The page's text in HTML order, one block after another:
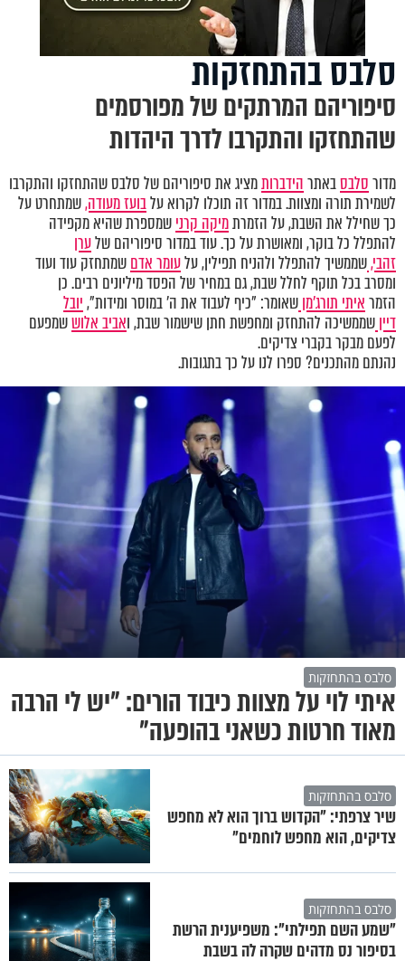
סלבס בהתחזקות
סיפוריהם המרתקים של מפורסמים
שהתחזקו והתקרבו לדרך היהדות
מדורסלבסבאתרהידברותמציג את סיפוריהם של סלבס שהתחזקו והתקרבו
לשמירת תורה ומצוות. במדור זה תוכלו לקרוא עלבועז מעודה,שמתחרט על
כך שחילל את השבת, על הזמרתמיקה קרנישמספרת שהיא מקפידה
להתפלל כל בוקר, ומאושרת על כך. עוד במדור סיפוריהם שלערן
זהבי,שממשיך להתפלל ולהניח תפילין, עלעומר אדםשמתחזק עוד ועוד
ומסרב בכל תוקף לחלל שבת, גם במחיר של הפסד מיליונים רבים. כן
הזמראיתי תורג'מןשאומר: "כיף לעבוד את ה' במוסר ומידות",יובל
דייןשממשיכה להתחזק ומחפשת חתן שישמור שבת, ואביב אלוששמפעם
לפעם מבקר בקברי צדיקים.
נהנתם מהתכנים? ספרו לנו על כך בתגובות.
סלבס בהתחזקות
איתי לוי על מצוות כיבוד הורים: "יש לי הרבה
מאוד חרטות כשאני בהופעה"
סלבס בהתחזקות
שיר צרפתי: "הקדוש ברוך הוא לא מחפש
צדיקים, הוא מחפש לוחמים"
סלבס בהתחזקות
"שמע השם תפילתי": משפיענית הרשת
בסיפור נס מדהים שקרה לה בשבת